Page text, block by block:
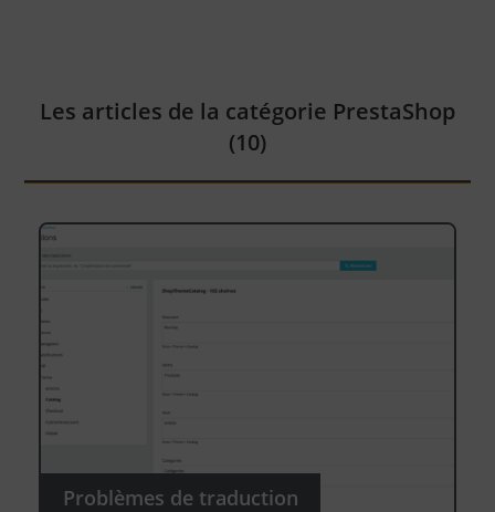
Les articles de la catégorie PrestaShop
(10)
Problèmes de traduction